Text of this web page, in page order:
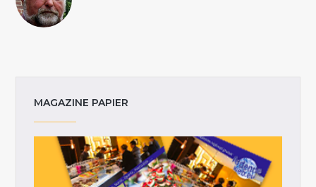
MAGAZINE PAPIER